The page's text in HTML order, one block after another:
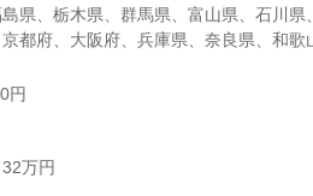
県、栃木県、群馬県、富山県、石川
都府、大阪府、兵庫県、奈良県、和
円
万円